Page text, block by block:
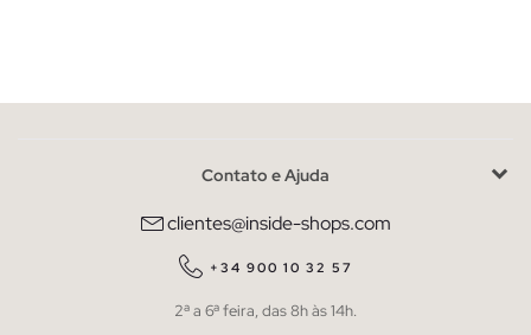
Contato e Ajuda
clientes@inside-shops.com
+34 900 10 32 57
2ª a 6ª feira, das 8h às 14h.